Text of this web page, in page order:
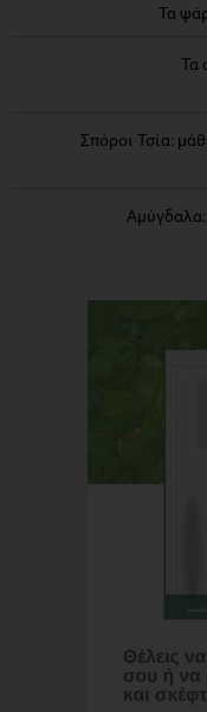
Τα
Τα
Σπόροι Τσία: